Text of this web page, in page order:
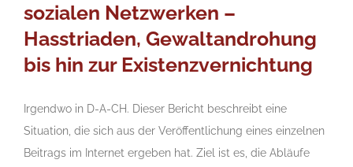
sozialen Netzwerken –
Hasstriaden, Gewaltandrohung
bis hin zur Existenzvernichtung
Irgendwo in D-A-CH. Dieser Bericht beschreibt eine
Situation, die sich aus der Veröffentlichung eines einzelnen
Beitrags im Internet ergeben hat. Ziel ist es, die Abläufe